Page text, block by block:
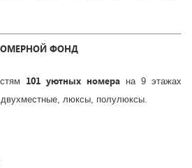
ФОНД
101 уютных номера на 9 этажах
двухместные, люксы, полулюксы.